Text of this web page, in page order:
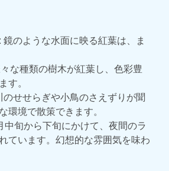
のような水面に映る紅葉は、ま
な種類の樹木が紅葉し、色彩豊
す。
のせせらぎや小鳥のさえずりが聞
環境で散策できます。
中旬から下旬にかけて、夜間のラ
ています。幻想的な雰囲気を味わ